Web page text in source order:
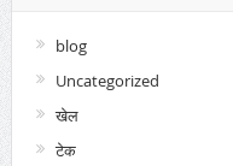
blog
Uncategorized
खेल
टेक